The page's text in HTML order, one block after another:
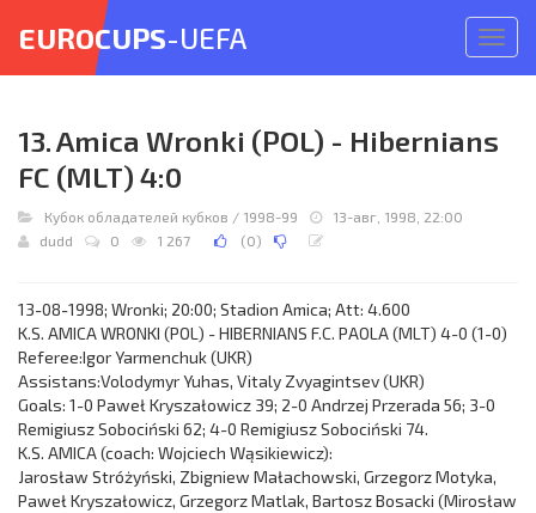
меню
EUROCUPS-UEFA
13. Amica Wronki (POL) - Hibernians
FC (MLT) 4:0
Кубок обладателей кубков / 1998-99
13-авг, 1998, 22:00
dudd
0 1 267 (0)
13-08-1998; Wronki; 20:00; Stadion Amica; Att: 4.600
K.S. AMICA WRONKI (POL) - HIBERNIANS F.C. PAOLA (MLT) 4-0 (1-0)
Referee:Igor Yarmenchuk (UKR)
Assistans:Volodymyr Yuhas, Vitaly Zvyagintsev (UKR)
Goals: 1-0 Paweł Kryszałowicz 39; 2-0 Andrzej Przerada 56; 3-0
Remigiusz Sobociński 62; 4-0 Remigiusz Sobociński 74.
K.S. AMICA (coach: Wojciech Wąsikiewicz):
Jarosław Stróżyński, Zbigniew Małachowski, Grzegorz Motyka,
Paweł Kryszałowicz, Grzegorz Matlak, Bartosz Bosacki (Mirosław